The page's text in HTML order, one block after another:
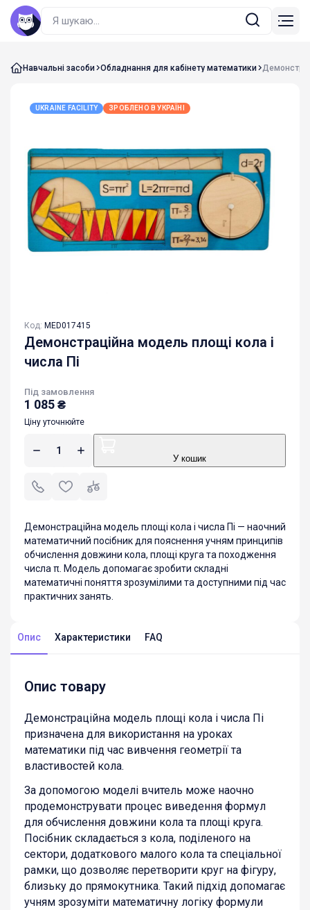
Навчальні засоби Обладнання для кабінету математики
UKRAINE FACILITY ЗРОБЛЕНО В УКРАЇНІ
Код: MED017415
Демонстраційна модель площі кола і
числа Пі
Під замовлення
1 085₴
Ціну уточнюйте
У кошик
Демонстраційна модель площі кола і числа Пі — наочний
математичний посібник для пояснення учням принципів
обчислення довжини кола, площі круга та походження
числа π. Модель допомагає зробити складні
математичні поняття зрозумілими та доступними під час
практичних занять.
Опис Характеристики FAQ
Опис товару
Демонстраційна модель площі кола і числа Пі
призначена для використання на уроках
математики під час вивчення геометрії та
властивостей кола.
За допомогою моделі вчитель може наочно
продемонструвати процес виведення формул
для обчислення довжини кола та площі круга.
Посібник складається з кола, поділеного на
сектори, додаткового малого кола та спеціальної
рамки, що дозволяє перетворити круг на фігуру,
близьку до прямокутника. Такий підхід допомагає
учням зрозуміти математичну логіку формули